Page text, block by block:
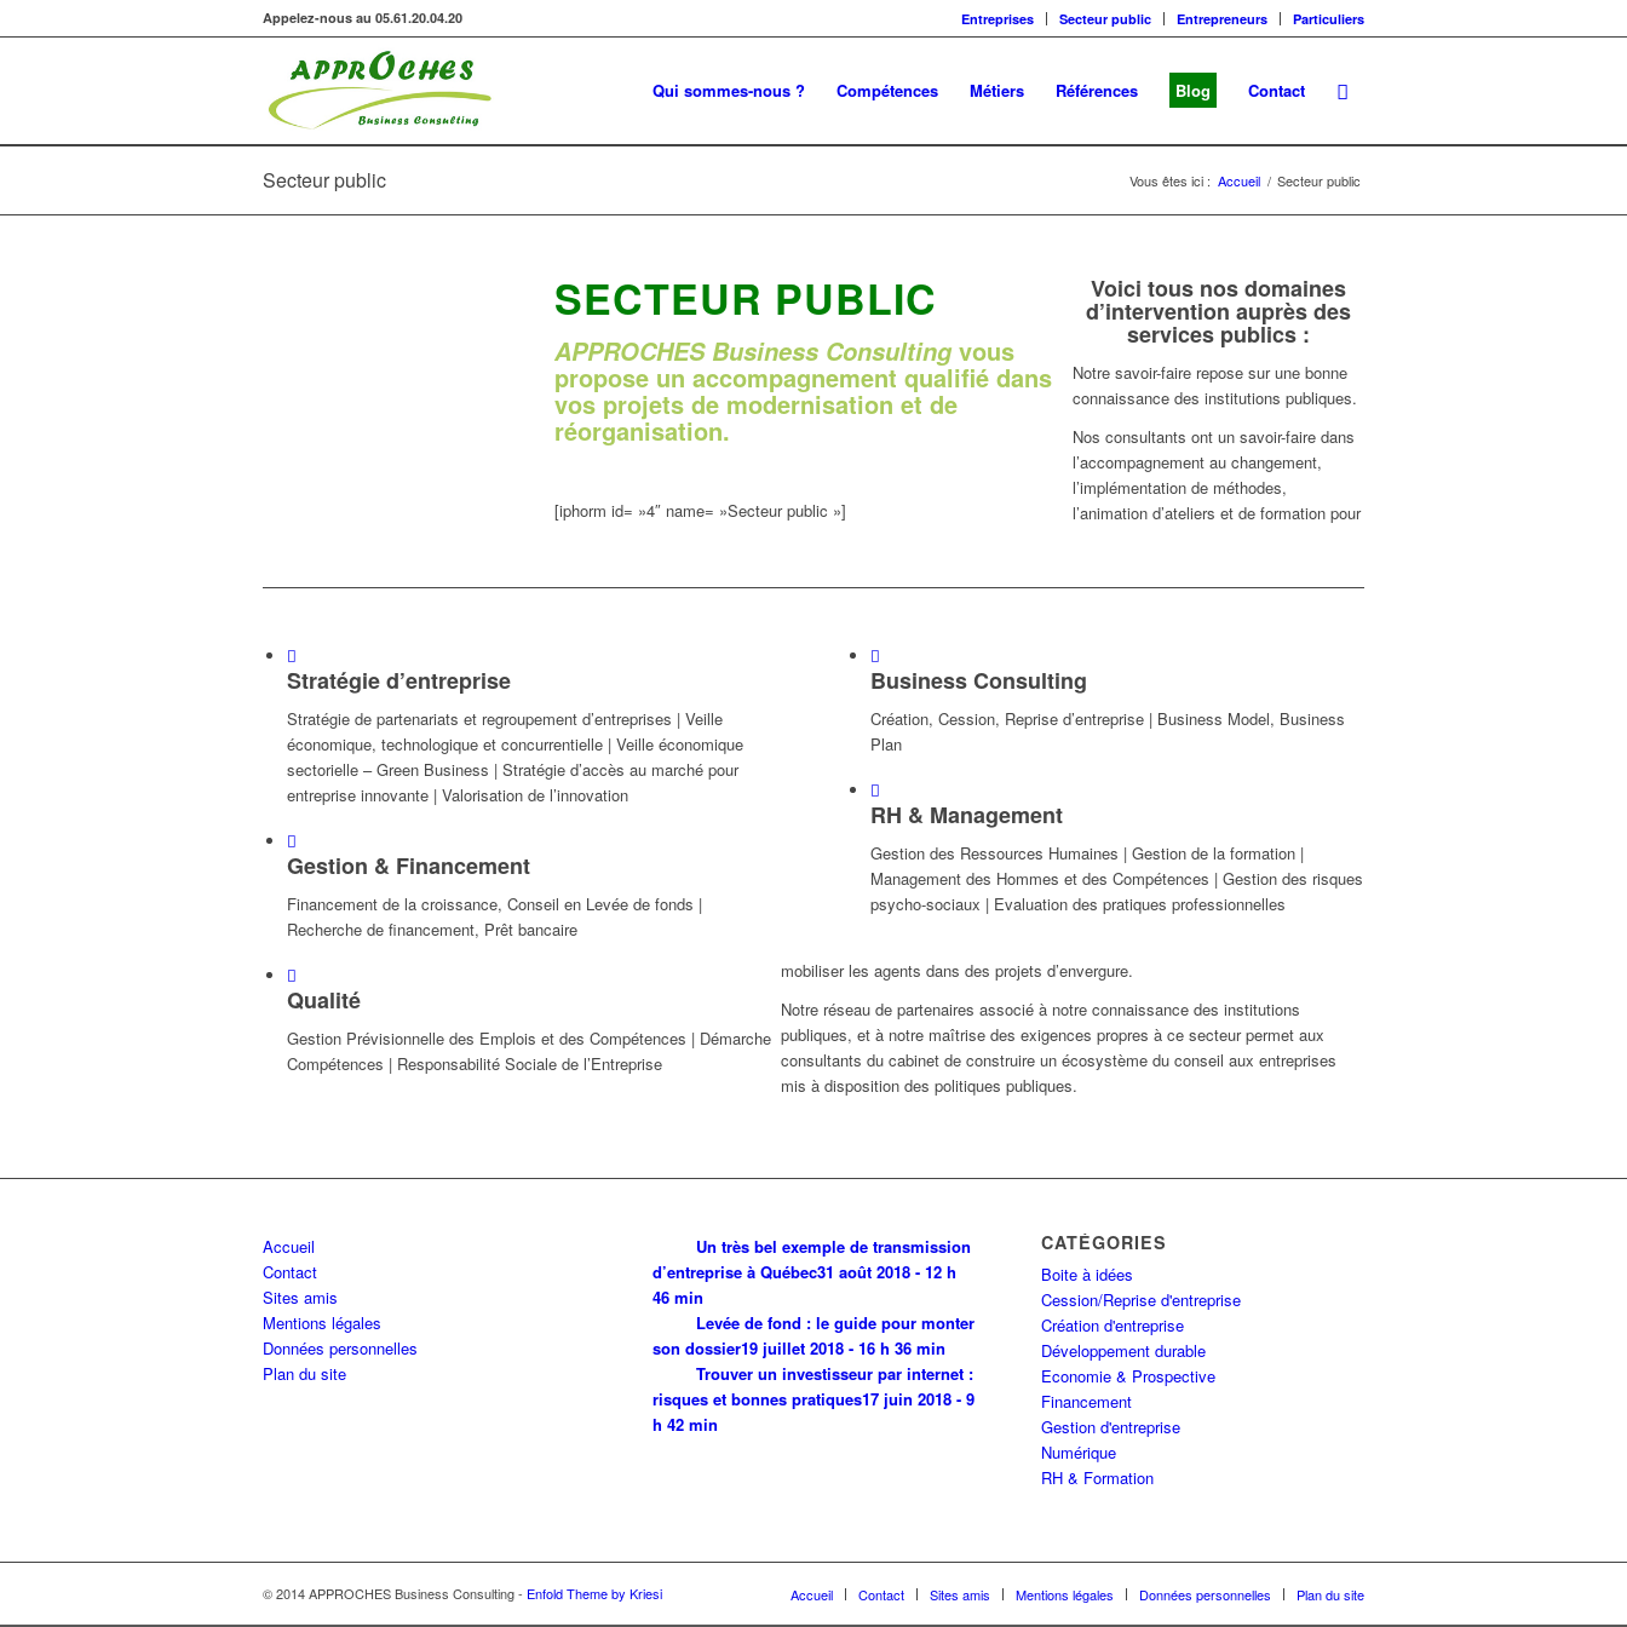
Entreprises Secteur public Entrepreneurs Particuliers
Appelez-nous au 05.61.20.04.20
Qui sommes-nous ? Compétences Métiers Références Blog Contact
Secteur public Vous êtes ici : Accueil / Secteur public
SECTEUR PUBLIC
APPROCHES Business Consultingvous
propose un accompagnement qualifié dans
vos projets de modernisation et de
réorganisation.
[iphorm id= »4″ name= »Secteur public »]
Voici tous nos domaines
d’intervention auprès des
services publics :
Stratégie d’entreprise
Stratégie de partenariats et regroupement d’entreprises | Veille
économique, technologique et concurrentielle | Veille économique
sectorielle – Green Business | Stratégie d’accès au marché pour
entreprise innovante | Valorisation de l’innovation
Gestion & Financement
Financement de la croissance, Conseil en Levée de fonds |
Recherche de financement, Prêt bancaire
Qualité
Gestion Prévisionnelle des Emplois et des Compétences | Démarche
Compétences | Responsabilité Sociale de l’Entreprise
Business Consulting
Création, Cession, Reprise d’entreprise | Business Model, Business
Plan
RH & Management
Gestion des Ressources Humaines | Gestion de la formation |
Management des Hommes et des Compétences | Gestion des risques
psycho-sociaux | Evaluation des pratiques professionnelles
Notre savoir-faire repose sur une bonne
connaissance des institutions publiques.
Nos consultants ont un savoir-faire dans
l’accompagnement au changement,
l’implémentation de méthodes,
l’animation d’ateliers et de formation pour
mobiliser les agents dans des projets d’envergure.
Notre réseau de partenaires associé à notre connaissance des institutions
publiques, et à notre maîtrise des exigences propres à ce secteur permet aux
consultants du cabinet de construire un écosystème du conseil aux entreprises
mis à disposition des politiques publiques.
Accueil
Contact
Sites amis
Mentions légales
Données personnelles
Plan du site
Un très bel exemple de transmission
d’entreprise à Québec31 août 2018 - 12 h
46 min
Levée de fond : le guide pour monter
son dossier19 juillet 2018 - 16 h 36 min
Trouver un investisseur par internet :
risques et bonnes pratiques17 juin 2018 - 9
h 42 min
CATÉGORIES
Boite à idées
Cession/Reprise d'entreprise
Création d'entreprise
Développement durable
Economie & Prospective
Financement
Gestion d'entreprise
Numérique
RH & Formation
© 2014 APPROCHES Business Consulting - Enfold Theme by Kriesi Accueil Contact Sites amis Mentions légales Données personnelles Plan du site